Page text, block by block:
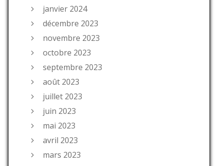
janvier 2024
décembre 2023
novembre 2023
octobre 2023
septembre 2023
août 2023
juillet 2023
juin 2023
mai 2023
avril 2023
mars 2023